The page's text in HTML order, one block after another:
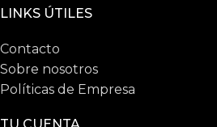
LINKS ÚTILES
Contacto
Sobre nosotros
Políticas de Empresa
TU CUENTA